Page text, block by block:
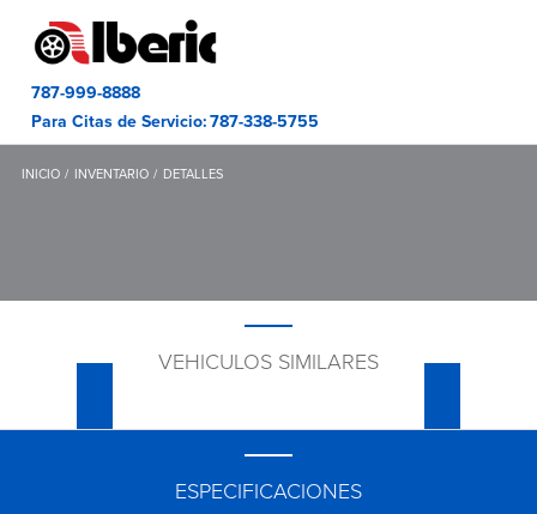
787-999-8888
Para Citas de Servicio:787-338-5755
INICIO INVENTARIO DETALLES
VEHICULOS SIMILARES
ESPECIFICACIONES